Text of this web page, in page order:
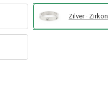
Zilver ·